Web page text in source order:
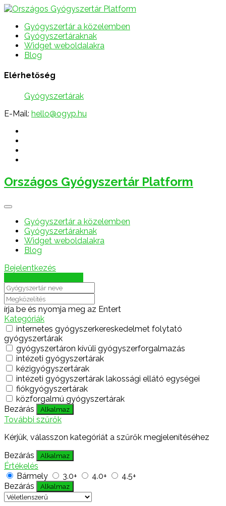
Gyógyszertár a közelemben
Gyógyszertáraknak
Widget weboldalakra
Blog
Elérhetőség
Gyógyszertárak
E-Mail: hello@ogyp.hu
Országos Gyógyszertár Platform
Gyógyszertár a közelemben
Gyógyszertáraknak
Widget weboldalakra
Blog
Bejelentkezés
írja be és nyomja meg az Entert
Kategóriák
internetes gyógyszerkereskedelmet folytató
gyógyszertárak
gyógyszertáron kívüli gyógyszerforgalmazás
intézeti gyógyszertárak
kézigyógyszertárak
intézeti gyógyszertárak lakossági ellátó egységei
fiókgyógyszertárak
közforgalmú gyógyszertárak
Bezárás
Alkalmaz
További szűrők
Kérjük, válasszon kategóriát a szűrők megjelenítéséhez
Bezárás
Alkalmaz
Értékelés
Bármely
3.0+ 4.0+
4.5+
Bezárás
Alkalmaz